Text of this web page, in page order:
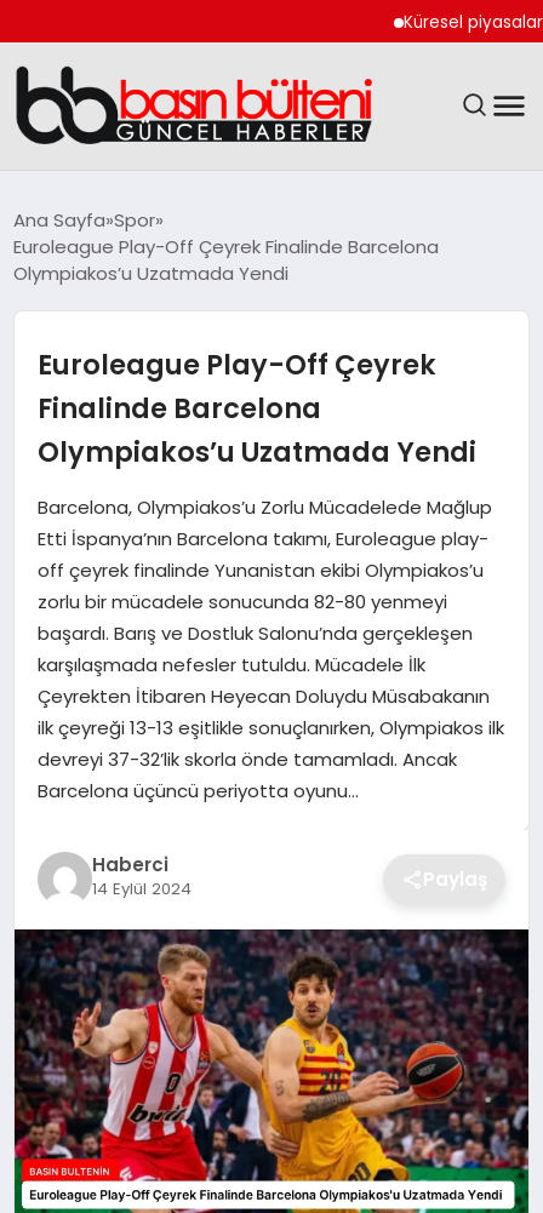
Küresel piyasalarda
GÜNCEL
SAĞLIK
SPOR
TEKNOLOJI
YAŞAM
GÜNDEM
Ana Sayfa Spor
Euroleague Play-Off Çeyrek Finalinde Barcelona
Olympiakos’u Uzatmada Yendi
Euroleague Play-Off Çeyrek
Finalinde Barcelona
Olympiakos’u Uzatmada Yendi
Barcelona, Olympiakos’u Zorlu Mücadelede Mağlup
Etti İspanya’nın Barcelona takımı, Euroleague play-
off çeyrek finalinde Yunanistan ekibi Olympiakos’u
zorlu bir mücadele sonucunda 82-80 yenmeyi
başardı. Barış ve Dostluk Salonu’nda gerçekleşen
karşılaşmada nefesler tutuldu. Mücadele İlk
Çeyrekten İtibaren Heyecan Doluydu Müsabakanın
ilk çeyreği 13-13 eşitlikle sonuçlanırken, Olympiakos ilk
devreyi 37-32’lik skorla önde tamamladı. Ancak
Barcelona üçüncü periyotta oyunu…
Haberci
14 Eylül 2024 Paylaş